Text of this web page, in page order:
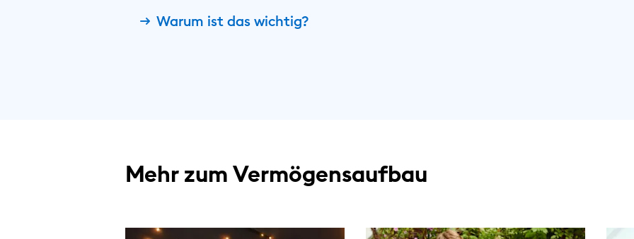
Warum ist das wichtig?
Mehr zum Vermögensaufbau